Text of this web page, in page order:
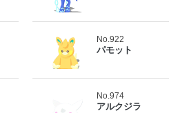
No.922
パモット
No.974
アルクジラ